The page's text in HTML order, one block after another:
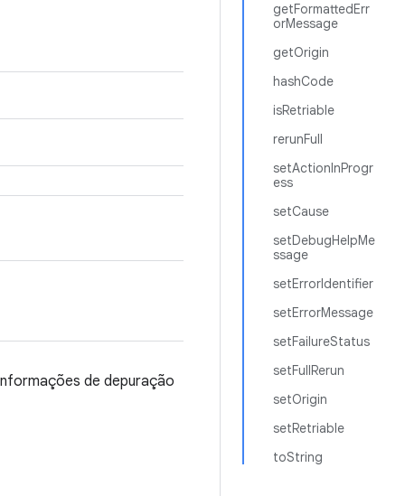
getFormattedErr
orMessage
getOrigin
hashCode
isRetriable
rerunFull
setActionInProgr
ess
setCause
setDebugHelpMe
ssage
setErrorIdentifier
setErrorMessage
setFailureStatus
setFullRerun
setOrigin
setRetriable
toString
de depuração